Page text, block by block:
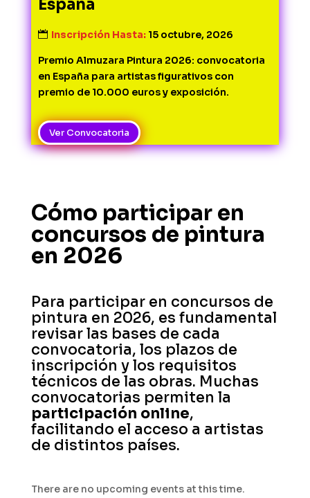
España
Inscripción Hasta: 15 octubre, 2026
Premio Almuzara Pintura 2026: convocatoria
en España para artistas figurativos con
premio de 10.000 euros y exposición.
Ver Convocatoria
Cómo participar en
concursos de pintura
en 2026
Para participar en concursos de
pintura en 2026, es fundamental
revisar las bases de cada
convocatoria, los plazos de
inscripción y los requisitos
técnicos de las obras. Muchas
convocatorias permiten la
participación online,
facilitando el acceso a artistas
de distintos países.
There are no upcoming events at this time.